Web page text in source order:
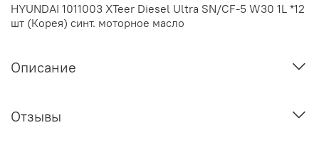
HYUNDAI 1011003 XTeer Diesel Ultra SN/CF-5 W30 1L *12
шт (Корея) синт. моторное масло
Описание
Отзывы